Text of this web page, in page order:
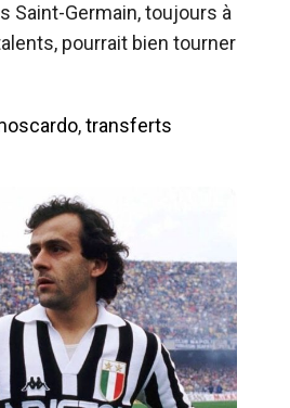
Saint-Germain, toujours à
pourrait bien tourner
,transferts